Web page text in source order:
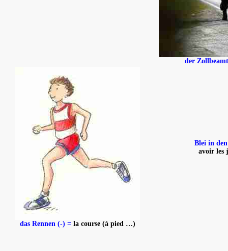
der
das Rennen (-) = la course (à pied …)
Blei in
avoir les